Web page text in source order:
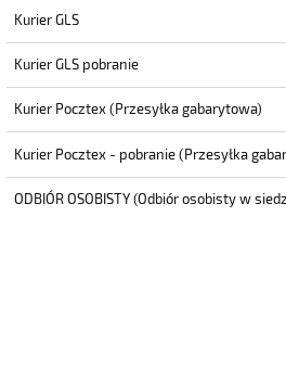
Cena nie
płatności
Kurier GLS
Kurier GLS pobranie
Kurier Pocztex(Przesyłka gabarytowa)
Kurier Pocztex - pobranie(Przesyłka
ODBIÓR OSOBISTY(Odbiór osobisty w